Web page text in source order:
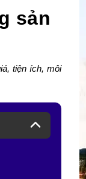
sản
tiện ích, môi